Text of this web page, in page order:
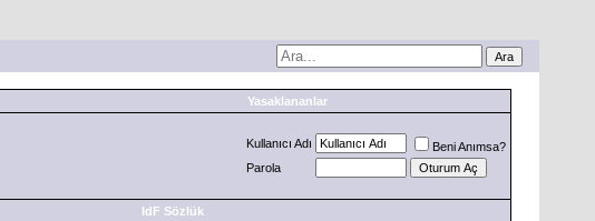
Yasaklananlar
Kullanıcı Adı
Beni Anımsa?
Parola
IdF Sözlük